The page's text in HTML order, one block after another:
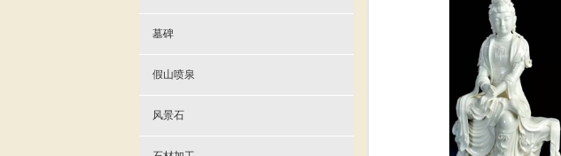
- 仿古石雕
- 名人雕塑
- 汉白玉雕塑
- 石雕24孝感动天
墓碑
假山喷泉
风景石